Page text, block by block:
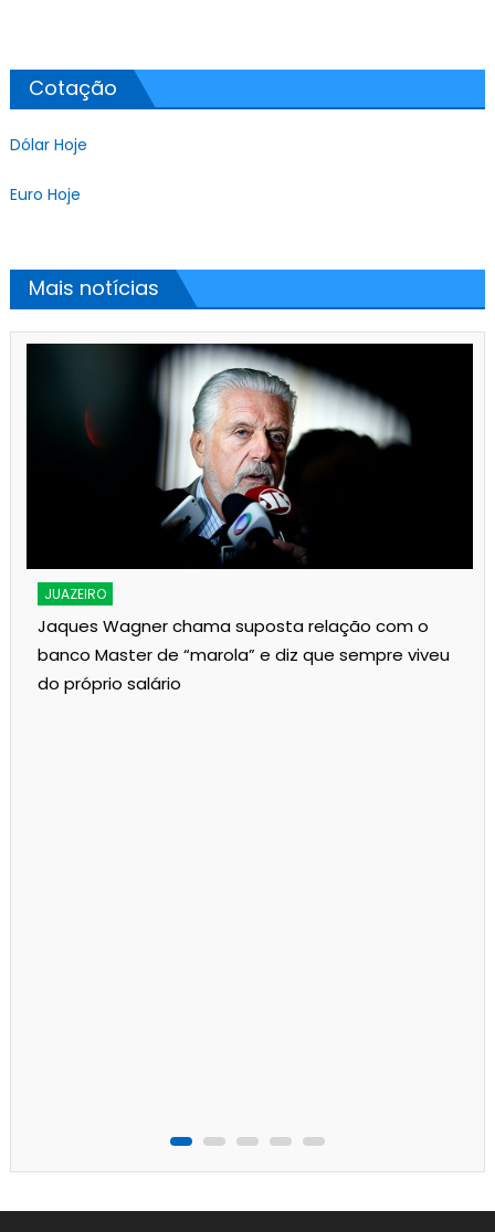
Cotação
Dólar Hoje
Euro Hoje
Mais notícias
JUAZEIRO
Jaques Wagner chama suposta relação com o
banco Master de “marola” e diz que sempre viveu
do próprio salário